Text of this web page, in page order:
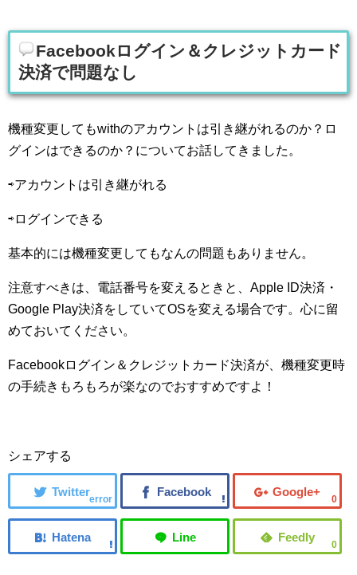
Facebookログイン＆クレジットカード
決済で問題なし
機種変更してもwithのアカウントは引き継がれるのか？ロ
グインはできるのか？についてお話してきました。
⇨アカウントは引き継がれる
⇨ログインできる
基本的には機種変更してもなんの問題もありません。
注意すべきは、電話番号を変えるときと、Apple ID決済・
Google Play決済をしていてOSを変える場合です。心に留
めておいてください。
Facebookログイン＆クレジットカード決済が、機種変更時
の手続きもろもろが楽なのでおすすめですよ！
シェアする
error 0
0